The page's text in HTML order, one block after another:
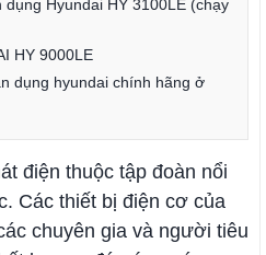
Hyundai HY 3100LE (chạy
HY 9000LE
dụng hyundai chính hãng ở
điện thuộc tập đoàn nổi
Các thiết bị điện cơ của
chuyên gia và người tiêu